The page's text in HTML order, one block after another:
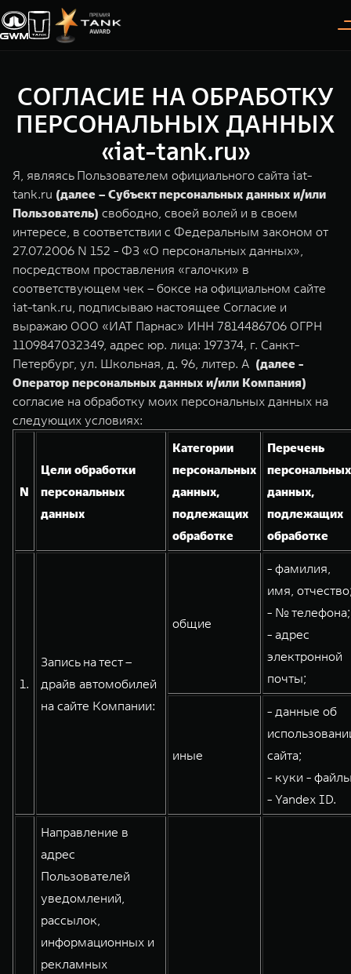
Модели
TANK 300
Следуй за открытиями
от 3 999 000 ₽
TANK 400
За пределы возможного
от 5 599 000 ₽
TANK 500
Веди за собой
TANK 700
Сила признания
от 10 199 000 ₽
Эстетика нового времени
от 5 699 000 ₽
от 8 099 000 ₽
Покупателям
ВЫБОР АВТОМОБИЛЯ
Спецпредложения
Конфигуратор
Тест-драйв
Зарядные станции
Проверено TANK
ПОКУПКА АВТОМОБИЛЯ
TANK Финансы
Корпоративным клиентам
TANK ФИНАНСЫ
TANK Кредит
TANK Страхование
Владельцам
ГАРАНТИЯ И ПОДДЕРЖКА
Гарантия
Помощь на дороге
Калькулятор ТО
Нулевое ТО
Сервис
Специальные предложения
Моторные масла
ЦИФРОВЫЕ СЕРВИСЫ TANK
Цифровые сервисы TANK
О дилере
О нас
35 лет GWM
GWM ТЕХ ДЕНЬ
Новости
СОГЛАСИЕ НА ОБРАБОТКУ
ПЕРСОНАЛЬНЫХ ДАННЫХ
«iat-tank.ru»
Я, являясь Пользователем официального сайта iat-
tank.ru (далее – Субъект персональных данных и/или
Пользователь) свободно, своей волей и в своем
интересе, в соответствии с Федеральным законом от
27.07.2006 N 152 - ФЗ «О персональных данных»,
посредством проставления «галочки» в
соответствующем чек – боксе на официальном сайте
iat-tank.ru, подписываю настоящее Согласие и
выражаю ООО «ИАТ Парнас» ИНН 7814486706 ОГРН
1109847032349, адрес юр. лица: 197374, г. Санкт-
Петербург, ул. Школьная, д. 96, литер. А (далее -
Оператор персональных данных и/или Компания)
согласие на обработку моих персональных данных на
следующих условиях:
N
Цели обработки
персональных
данных
Категории
персональных
данных,
подлежащих
обработке
Перечень
персональных
данных,
подлежащих
обработке
1.
Запись на тест –
драйв автомобилей
на сайте Компании:
общие
- фамилия,
имя,
- № телефона;
- адрес
электронной
почты;
иные
- данные об
сайта;
- куки -
- Yandex ID.
Направление в
адрес
Пользователей
уведомлений,
рассылок,
информационных и
рекламных